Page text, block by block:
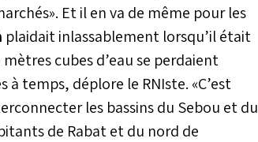
Et il en va de même pour les
plaidait inlassablement lorsqu’il était
cubes d’eau se perdaient
à temps, déplore le RNIste. «C’est
les bassins du Sebou et du
de Rabat et du nord de